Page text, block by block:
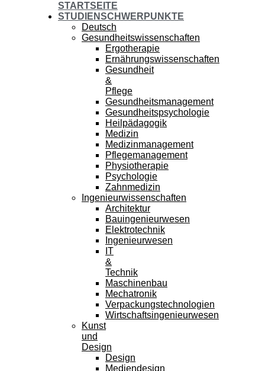
STARTSEITE
STUDIENSCHWERPUNKTE
Deutsch
Gesundheitswissenschaften
Ergotherapie
Ernährungswissenschaften
Gesundheit
&
Pflege
Gesundheitsmanagement
Gesundheitspsychologie
Heilpädagogik
Medizin
Medizinmanagement
Pflegemanagement
Physiotherapie
Psychologie
Zahnmedizin
Ingenieurwissenschaften
Architektur
Bauingenieurwesen
Elektrotechnik
Ingenieurwesen
IT
&
Technik
Maschinenbau
Mechatronik
Verpackungstechnologien
Wirtschaftsingenieurwesen
Kunst
und
Design
Design
Mediendesign